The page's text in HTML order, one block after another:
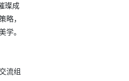
璨成
略，
学。
流组